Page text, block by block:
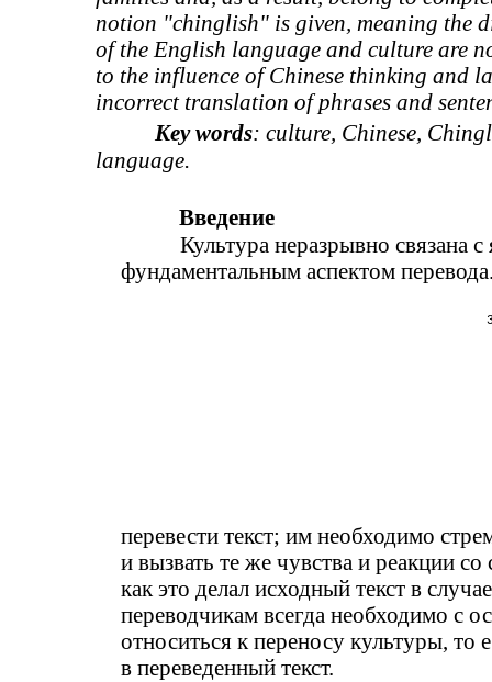
notion "chinglish" is given, meaning the
of the English language and culture are
to the influence of Chinese thinking and
incorrect translation of phrases and
Key words: culture, Chinese,
language.
Введение
Культура неразрывно связана
фундаментальным аспектом
перевести текст; им необходимо
и вызвать те же чувства и реакции
как это делал исходный текст в
переводчикам всегда необходимо с
относиться к переносу культуры, то
в переведенный текст.